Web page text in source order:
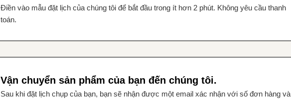
Điền vào mẫu đặt lịch của chúng tôi để bắt đầu trong ít hơn 2 phút. Không yêu cầu thanh
toán.
Vận chuyển sản phẩm của bạn đến chúng tôi.
Sau khi đặt lịch chụp của bạn, bạn sẽ nhận được một email xác nhận với số đơn hàng và